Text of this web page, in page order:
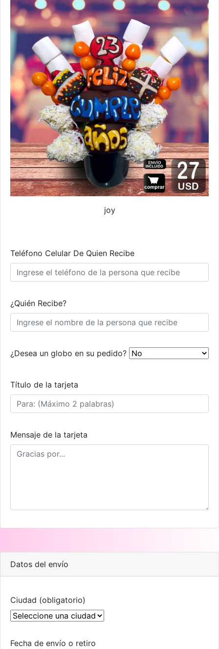
joy
Teléfono Celular De Quien Recibe
¿Quién Recibe?
¿Desea un globo en su pedido?
Título de la tarjeta
Mensaje de la tarjeta
Datos del envío
Ciudad (obligatorio)
Fecha de envío o retiro